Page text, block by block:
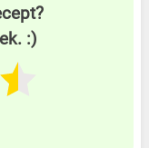
:)